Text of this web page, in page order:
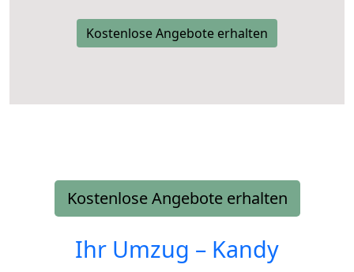
Kostenlose Angebote erhalten
Kostenlose Angebote erhalten
Ihr Umzug – Kandy